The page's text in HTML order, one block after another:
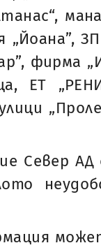
„Йоана”,
фирма
ЕТ
Север